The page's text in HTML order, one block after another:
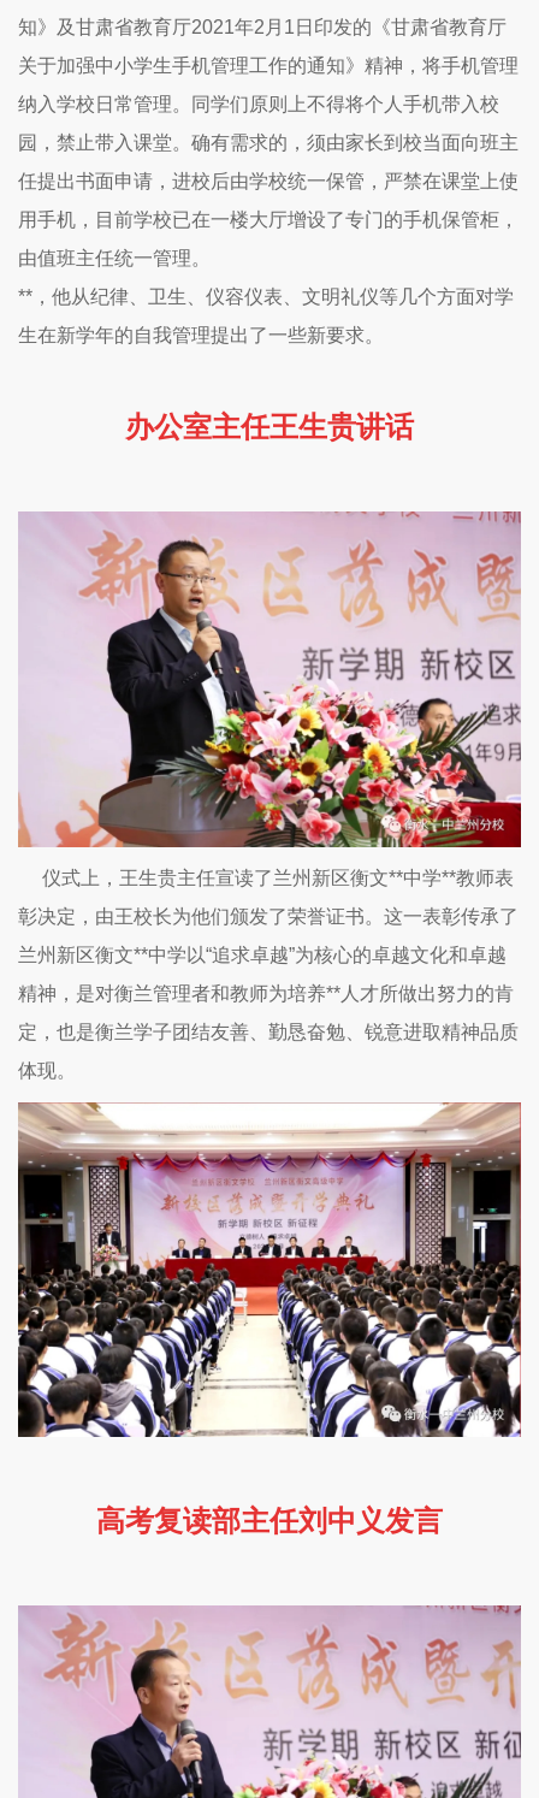
知》及甘肃省教育厅2021年2月1日印发的《甘肃省教育厅
关于加强中小学生手机管理工作的通知》精神，将手机管理
纳入学校日常管理。同学们原则上不得将个人手机带入校
园，禁止带入课堂。确有需求的，须由家长到校当面向班主
任提出书面申请，进校后由学校统一保管，严禁在课堂上使
用手机，目前学校已在一楼大厅增设了专门的手机保管柜，
由值班主任统一管理。
**，他从纪律、卫生、仪容仪表、文明礼仪等几个方面对学
生在新学年的自我管理提出了一些新要求。
办公室主任王生贵讲话
仪式上，王生贵主任宣读了兰州新区衡文**中学**教师表
彰决定，由王校长为他们颁发了荣誉证书。这一表彰传承了
兰州新区衡文**中学以“追求卓越”为核心的卓越文化和卓越
精神，是对衡兰管理者和教师为培养**人才所做出努力的肯
定，也是衡兰学子团结友善、勤恳奋勉、锐意进取精神品质
体现。
高考复读部主任刘中义发言